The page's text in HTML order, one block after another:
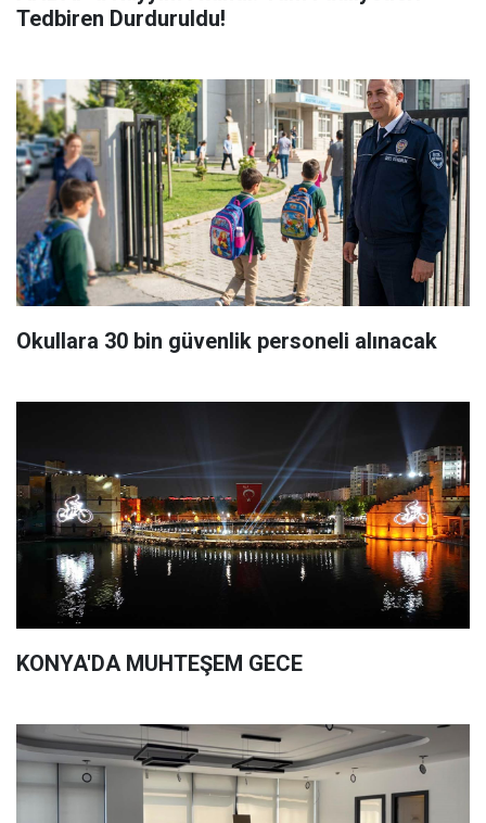
Tedbiren Durduruldu!
Okullara 30 bin güvenlik personeli alınacak
KONYA'DA MUHTEŞEM GECE